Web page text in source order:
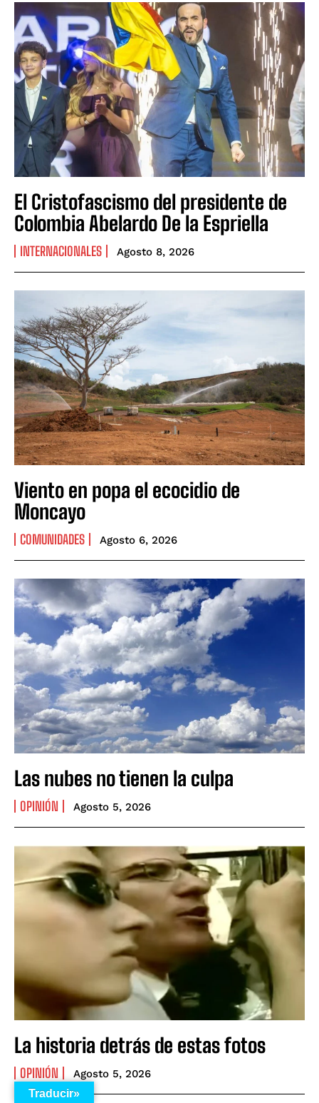
El Cristofascismo del presidente de
Colombia Abelardo De la Espriella
INTERNACIONALES Agosto 8, 2026
Viento en popa el ecocidio de
Moncayo
COMUNIDADES Agosto 6, 2026
Las nubes no tienen la culpa
OPINIÓN Agosto 5, 2026
La historia detrás de estas fotos
OPINIÓN Agosto 5, 2026
Traducir»